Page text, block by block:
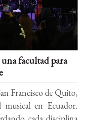
facultad para
Francisco de Quito,
en Ecuador.